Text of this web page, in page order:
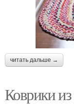
читать дальше →
Коврики